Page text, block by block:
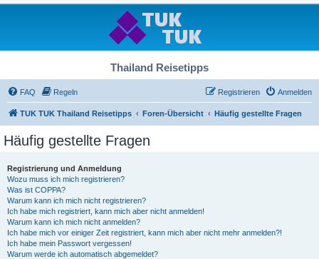
Thailand Reisetipps
FAQ Regeln Anmelden
Registrieren
TUK TUK Thailand Reisetipps Foren-Übersicht Häufig gestellte Fragen
Häufig gestellte Fragen
Registrierung und Anmeldung
Wozu muss ich mich registrieren?
Was ist COPPA?
Warum kann ich mich nicht registrieren?
Ich habe mich registriert, kann mich aber nicht anmelden!
Warum kann ich mich nicht anmelden?
Ich habe mich vor einiger Zeit registriert, kann mich aber nicht mehr anmelden?!
Ich habe mein Passwort vergessen!
Warum werde ich automatisch abgemeldet?